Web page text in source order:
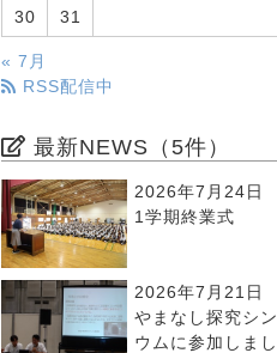
30 31
« 7月
RSS配信中
最新NEWS（5件）
2026年7月24日
1学期終業式
2026年7月21日
やまなし探究シ
ウムに参加しま